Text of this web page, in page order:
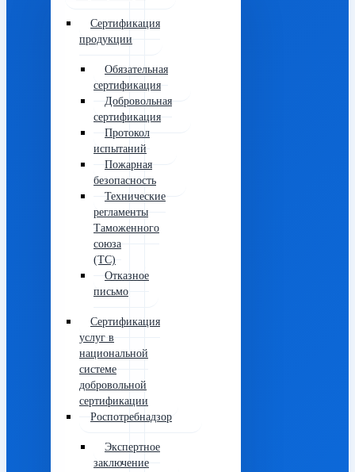
Сертификация
продукции
Обязательная
сертификация
Добровольная
сертификация
Протокол
испытаний
Пожарная
безопасность
Технические
регламенты
Таможенного
союза
(ТС)
Отказное
письмо
Сертификация
услуг в
национальной
системе
добровольной
сертификации
Роспотребнадзор
Экспертное
заключение